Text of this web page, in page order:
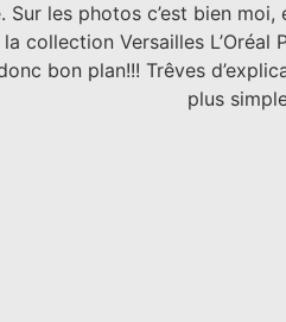
Sur les photos c’est bien
collection Versailles
bon plan!!! Trêves
plus